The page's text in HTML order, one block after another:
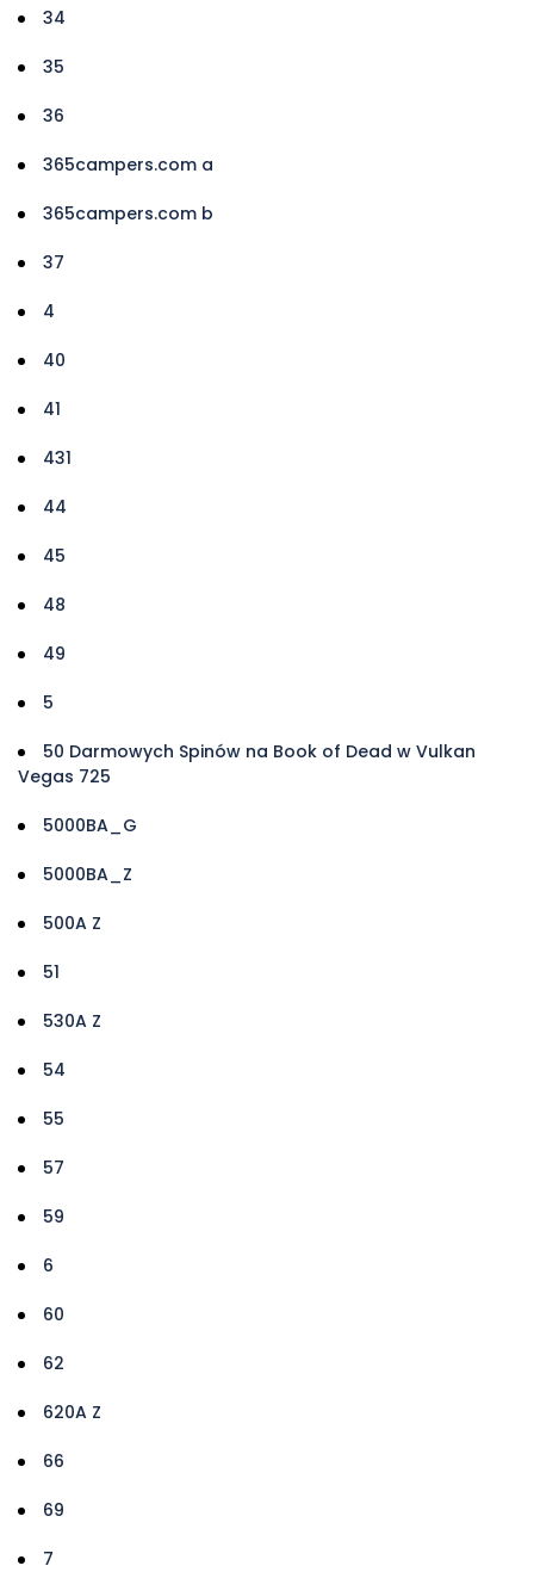
34
35
36
365campers.com a
365campers.com b
37
4
40
41
431
44
45
48
49
5
50 Darmowych Spinów na Book of Dead w Vulkan
Vegas 725
5000BA_G
5000BA_Z
500A Z
51
530A Z
54
55
57
59
6
60
62
620A Z
66
69
7